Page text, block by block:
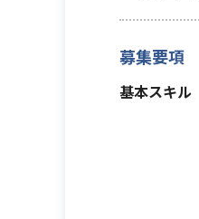
募集要項
基本スキル